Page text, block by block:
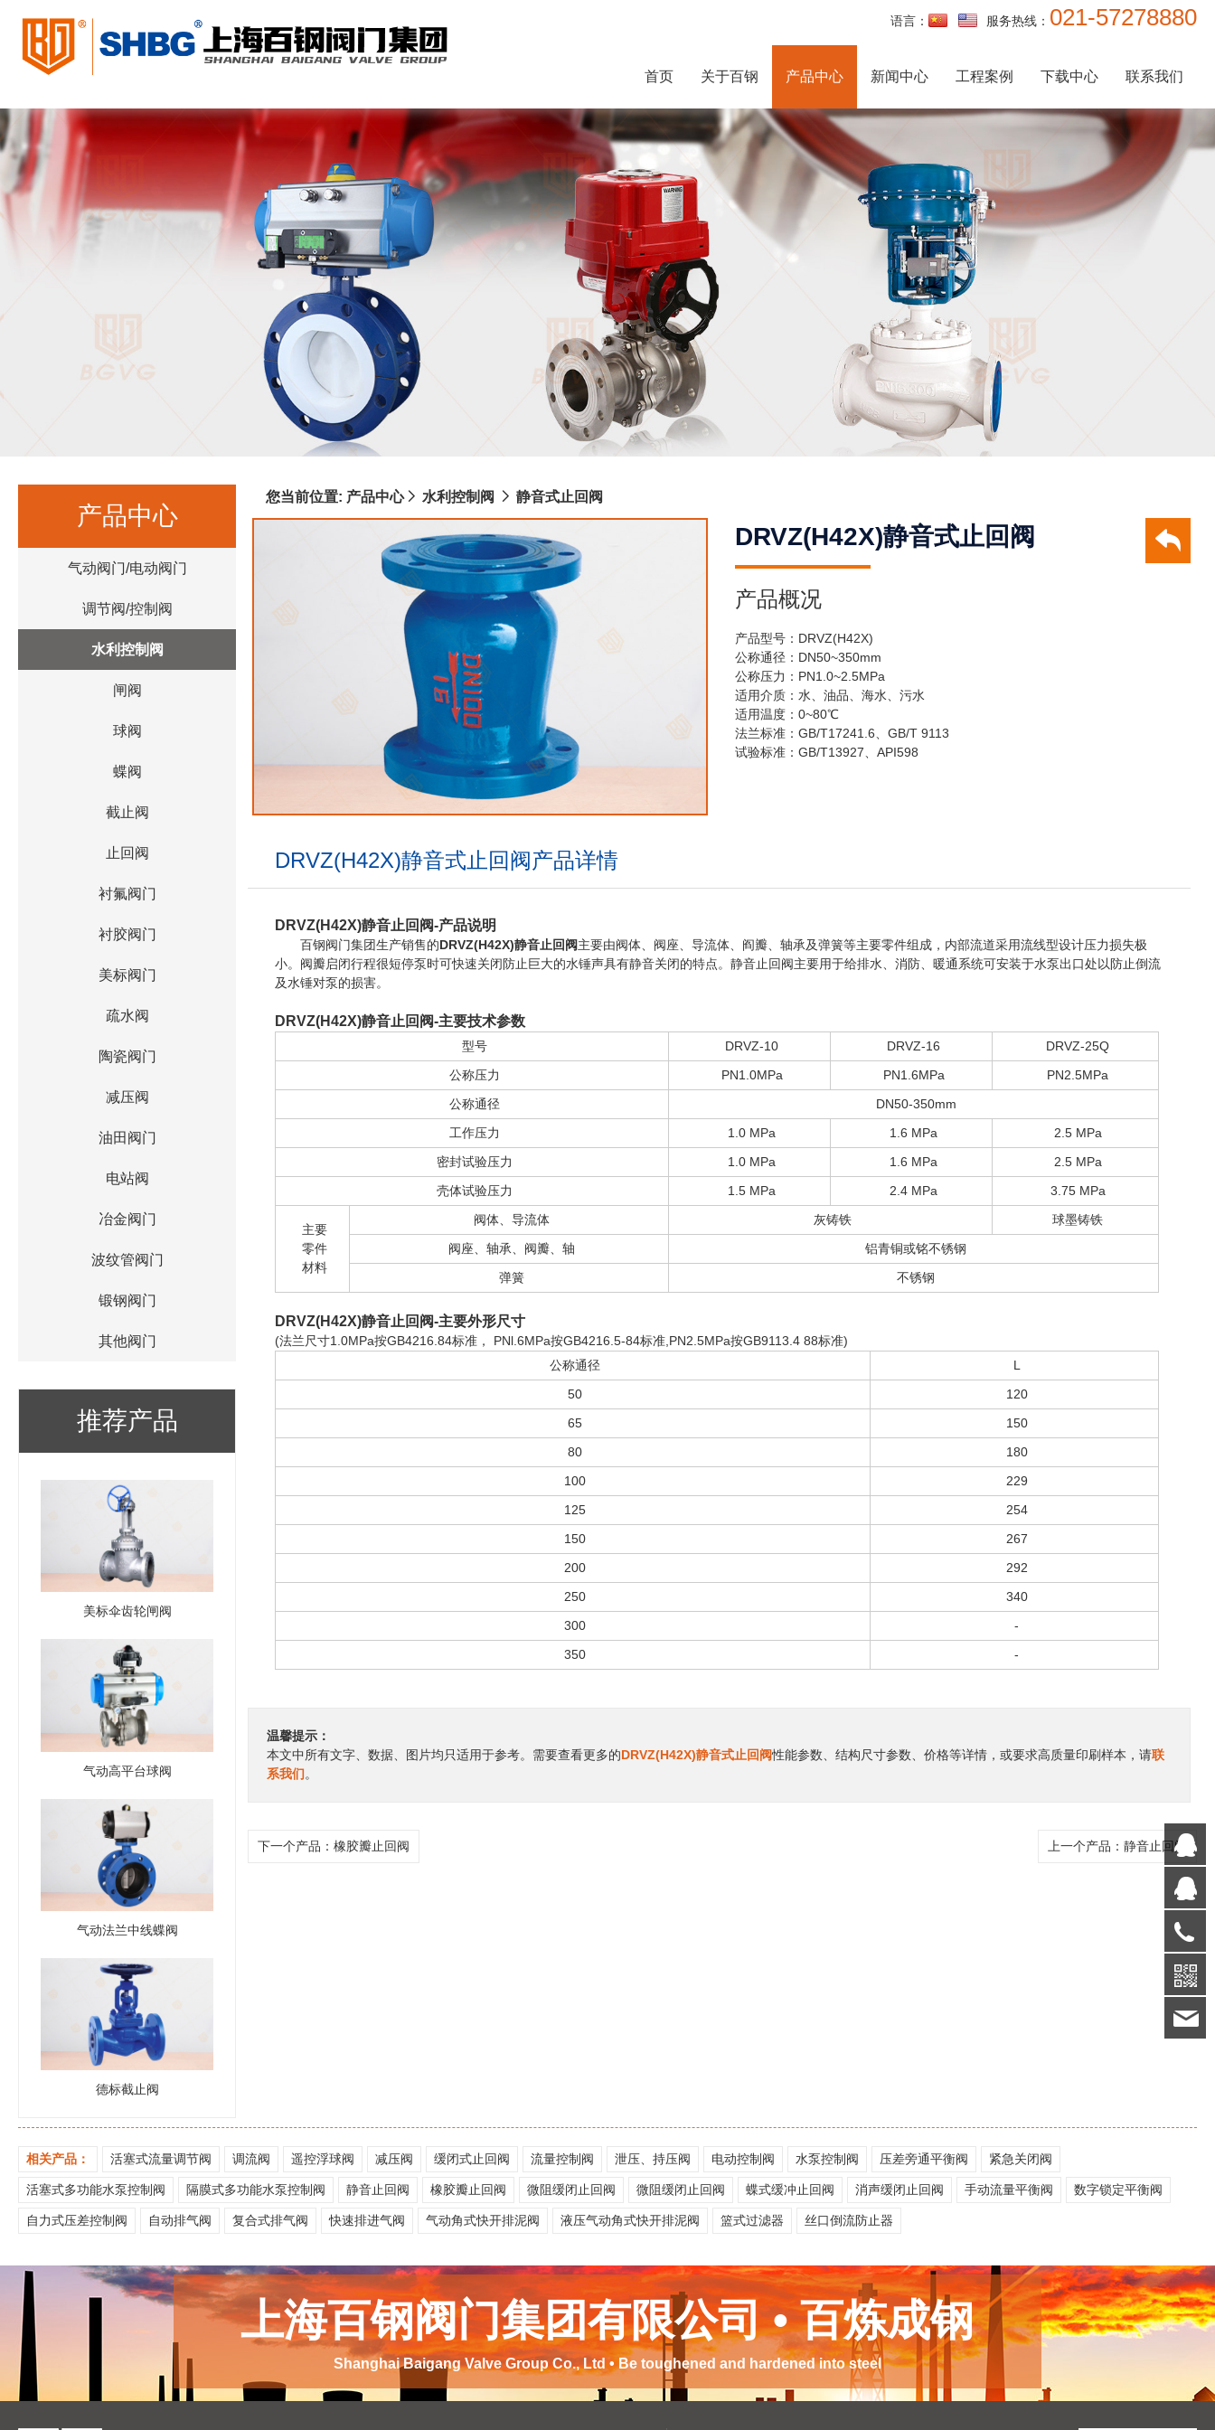
服务热线： 021-57278880
语言：
首页 关于百钢 产品中心 新闻中心 工程案例 下载中心 联系我们
产品中心
气动阀门/电动阀门
调节阀/控制阀
水利控制阀
闸阀
球阀
蝶阀
截止阀
止回阀
衬氟阀门
衬胶阀门
美标阀门
疏水阀
陶瓷阀门
减压阀
油田阀门
电站阀
冶金阀门
波纹管阀门
锻钢阀门
其他阀门
推荐产品
美标伞齿轮闸阀
气动高平台球阀
气动法兰中线蝶阀
德标截止阀
您当前位置: 产品中心 水利控制阀 静音式止回阀
DRVZ(H42X)静音式止回阀
产品概况
产品型号：DRVZ(H42X)
公称通径：DN50~350mm
公称压力：PN1.0~2.5MPa
适用介质：水、油品、海水、污水
适用温度：0~80℃
法兰标准：GB/T17241.6、GB/T 9113
试验标准：GB/T13927、API598
DRVZ(H42X)静音式止回阀产品详情
DRVZ(H42X)静音止回阀-产品说明
百钢阀门集团生产销售的DRVZ(H42X)静音止回阀主要由阀体、阀座、导流体、阎瓣、轴承及弹簧等主要零件组成，内部流道采用流线型设计压力损失极
小。阀瓣启闭行程很短停泵时可快速关闭防止巨大的水锤声具有静音关闭的特点。静音止回阀主要用于给排水、消防、暖通系统可安装于水泵出口处以防止倒流
及水锤对泵的损害。
DRVZ(H42X)静音止回阀-主要技术参数
型号 DRVZ-10 DRVZ-16
DRVZ-25Q
公称压力
PN1.0MPa PN1.6MPa
PN2.5MPa
公称通径
DN50-350mm
工作压力
1.0 MPa 1.6 MPa
2.5 MPa
密封试验压力
1.0 MPa 1.6 MPa
2.5 MPa
壳体试验压力
1.5 MPa 2.4 MPa 3.75 MPa
主要
零件
材料
阀体、导流体 灰铸铁
球墨铸铁
阀座、轴承、阀瓣、轴
铝青铜或铭不锈钢
弹簧
不锈钢
DRVZ(H42X)静音止回阀-主要外形尺寸
(法兰尺寸1.0MPa按GB4216.84标准， PNl.6MPa按GB4216.5-84标准,PN2.5MPa按GB9113.4 88标准)
公称通径
L
50
120
65
150
80
180
100
229
125
254
150
267
200
292
250
340
300
-
350
-
温馨提示：
本文中所有文字、数据、图片均只适用于参考。需要查看更多的DRVZ(H42X)静音式止回阀性能参数、结构尺寸参数、价格等详情，或要求高质量印刷样本，请联
系我们。
下一个产品：橡胶瓣止回阀 上一个产品： 静音止回阀
相关产品： 活塞式流量调节阀 调流阀 遥控浮球阀 减压阀 缓闭式止回阀 流量控制阀 泄压、持压阀 电动控制阀 水泵控制阀 压差旁通平衡阀 紧急关闭阀
活塞式多功能水泵控制阀 隔膜式多功能水泵控制阀 静音止回阀 橡胶瓣止回阀 微阻缓闭止回阀 微阻缓闭止回阀 蝶式缓冲止回阀 消声缓闭止回阀 手动流量平衡阀 数字锁定平衡阀
自力式压差控制阀 自动排气阀 复合式排气阀 快速排进气阀 气动角式快开排泥阀 液压气动角式快开排泥阀 篮式过滤器 丝口倒流防止器
上海百钢阀门集团有限公司 • 百炼成钢
Shanghai Baigang Valve Group Co., Ltd • Be toughened and hardened into steel